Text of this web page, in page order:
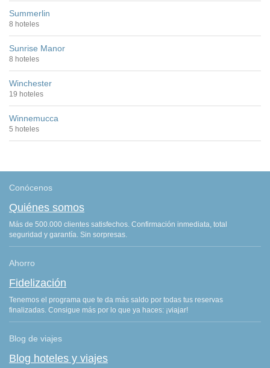
Summerlin
8 hoteles
Sunrise Manor
8 hoteles
Winchester
19 hoteles
Winnemucca
5 hoteles
Conócenos
Quiénes somos
Más de 500.000 clientes satisfechos. Confirmación inmediata, total
seguridad y garantía. Sin sorpresas.
Ahorro
Fidelización
Tenemos el programa que te da más saldo por todas tus reservas
finalizadas. Consigue más por lo que ya haces: ¡viajar!
Blog de viajes
Blog hoteles y viajes